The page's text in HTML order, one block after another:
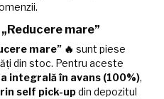
mare”
mare” 🔥 sunt piese
din stoc. Pentru aceste
integrală în avans (100%),
self pick-updin depozitul